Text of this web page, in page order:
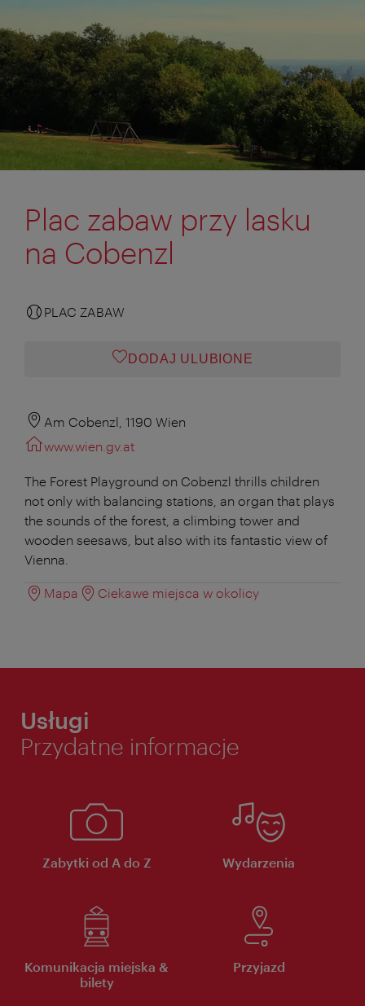
Plac zabaw przy lasku
na Cobenzl
PLAC ZABAW
DODAJ ULUBIONE
Am Cobenzl, 1190 Wien
www.wien.gv.at
The Forest Playground on Cobenzl thrills children
not only with balancing stations, an organ that plays
the sounds of the forest, a climbing tower and
wooden seesaws, but also with its fantastic view of
Vienna.
Mapa Ciekawe miejsca w okolicy
Usługi
Przydatne informacje
Zabytki od A do Z Wydarzenia
Komunikacja miejska &
bilety
Przyjazd